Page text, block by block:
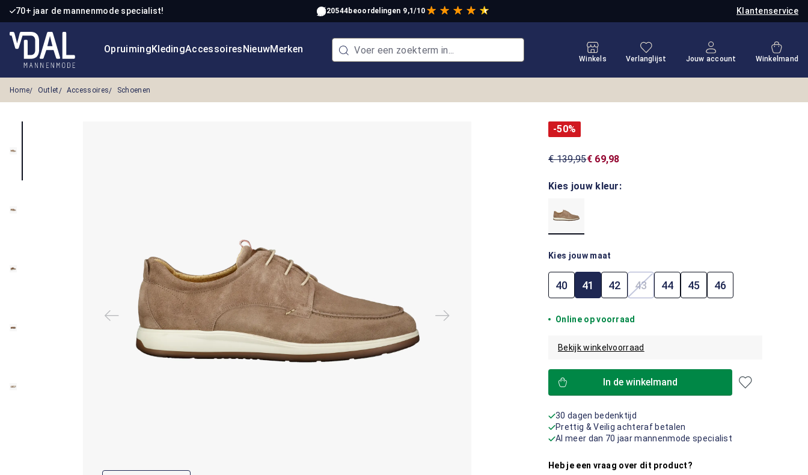
de hoofdinhoud
Ga naar de zoekopdracht
Ga naar de hoofdnavigatie
70+ jaar de mannenmode specialist! Klantenservice
20544beoordelingen 9,1/10
OpruimingKledingAccessoiresNieuwMerken
Winkels
Je hebt 0 items op je verlanglijstje
Verlanglijst Jouw account Winkelmand
Home Outlet Accessoires Schoenen
-50%
€ 139,95€ 69,98
Kies jouw kleur:
Kies jouw maat
40 41 42 43(Deze optie is momenteel niet
44 45 46
Online op voorraad
Bekijk winkelvoorraad
In de winkelmand
30 dagen bedenktijd
Prettig & Veilig achteraf betalen
Al meer dan 70 jaar mannenmode specialist
Heb je een vraag over dit product?